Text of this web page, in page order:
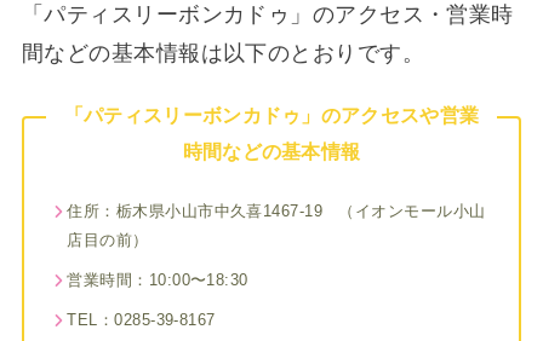
「パティスリーボンカドゥ」のアクセス・営業時
間などの基本情報は以下のとおりです。
「パティスリーボンカドゥ」のアクセスや営業
時間などの基本情報
住所：栃木県小山市中久喜1467-19 （イオンモール小山
店目の前）
営業時間：10:00〜18:30
TEL：0285-39-8167